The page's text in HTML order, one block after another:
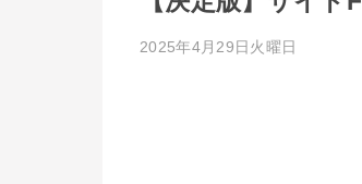
2025年4月29日火曜日